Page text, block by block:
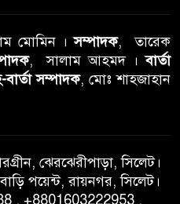
চৌধুরী দ্বিতীয় বারের
হ‍্যামলেটস কাউন্সিলের
নিয়ে সিলেট অনলাইন
বিশ্ব মুক্ত গণমাধ্যম দিবসে
মোমিন ।সম্পাদক, তারেক
, সালাম আহমদ ।বার্তা
সম্পাদক, মোঃ শাহজাহান
ঝেরঝেরীপাড়া, সিলেট।
পয়েন্ট, রায়নগর, সিলেট।
, +8801603222953 ,